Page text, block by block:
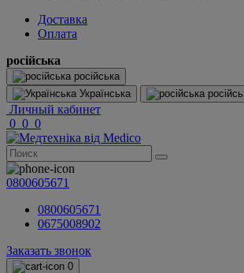
Доставка
Оплата
російська
російська
Українська
Личный кабинет
0 0 0
0800605671
0800605671
0675008902
Заказать звонок
0